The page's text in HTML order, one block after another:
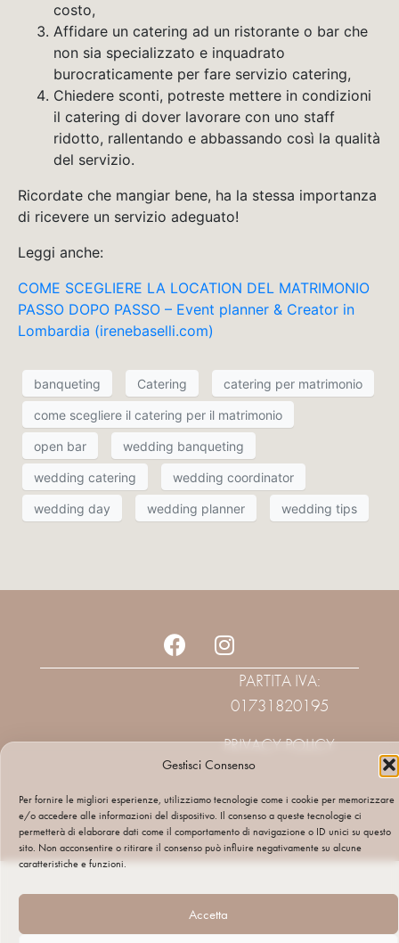
Gestisci Consenso
Per fornire le migliori esperienze, utilizziamo tecnologie come i cookie per memorizzare
e/o accedere alle informazioni del dispositivo. Il consenso a queste tecnologie ci
permetterà di elaborare dati come il comportamento di navigazione o ID unici su questo
sito. Non acconsentire o ritirare il consenso può influire negativamente su alcune
caratteristiche e funzioni.
Accetta
costo,
Affidare un catering ad un ristorante o bar che
non sia specializzato e inquadrato
burocraticamente per fare servizio catering,
Chiedere sconti, potreste mettere in condizioni
il catering di dover lavorare con uno staff
ridotto, rallentando e abbassando così la qualità
del servizio.
Ricordate che mangiar bene, ha la stessa importanza
di ricevere un servizio adeguato!
Leggi anche:
COME SCEGLIERE LA LOCATION DEL MATRIMONIO
PASSO DOPO PASSO – Event planner & Creator in
Lombardia (irenebaselli.com)
banqueting Catering catering per matrimonio
come scegliere il catering per il matrimonio
open bar wedding banqueting
wedding catering wedding coordinator
wedding day wedding planner wedding tips
PARTITA IVA:
01731820195
PRIVACY POLICY